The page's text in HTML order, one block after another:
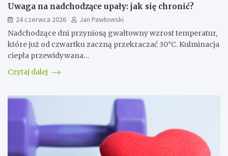
Uwaga na nadchodzące upały: jak się chronić?
24 czerwca 2026
Jan Pawłowski
Nadchodzące dni przyniosą gwałtowny wzrost temperatur,
które już od czwartku zaczną przekraczać 30°C. Kulminacja
ciepła przewidywana…
Czytaj dalej